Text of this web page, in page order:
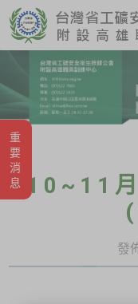
重要消息 10~11
發